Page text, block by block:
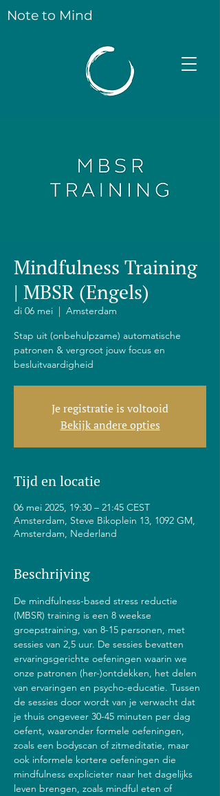
Note to Mind
Mindfulness Training
| MBSR (Engels)
di 06 mei
  |
Amsterdam
Stap uit (onbehulpzame) automatische
patronen & vergroot jouw focus en
besluitvaardigheid
Je registratie is voltooid
Bekijk andere opties
Tijd en locatie
06 mei 2025, 19:30 – 21:45 CEST
Amsterdam, Steve Bikoplein 13, 1092 GM,
Amsterdam, Nederland
Beschrijving
De mindfulness-based stress reductie
(MBSR) training is een 8 weekse
groepstraining, van 8-15 personen, met
sessies van 2,5 uur. De sessies bevatten
ervaringsgerichte oefeningen waarin we
onze patronen (her-)ontdekken, het delen
van ervaringen en psycho-educatie. Tussen
de sessies door wordt van je verwacht dat
je thuis ongeveer 30-45 minuten per dag
oefent, waaronder formele oefeningen,
zoals een bodyscan of zitmeditatie, maar
ook informele kortere oefeningen die
mindfulness explicieter naar het dagelijks
leven brengen, zoals mindful eten of